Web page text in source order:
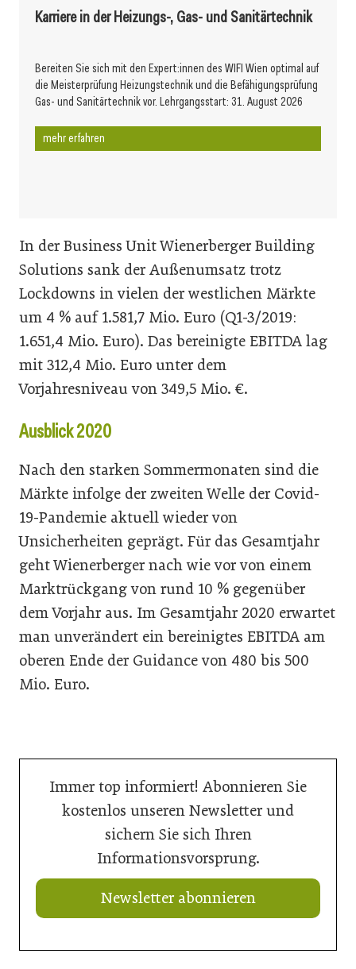
Karriere in der Heizungs-, Gas- und Sanitärtechnik
Bereiten Sie sich mit den Expert:innen des WIFI Wien optimal auf
die Meisterprüfung Heizungstechnik und die Befähigungsprüfung
Gas- und Sanitärtechnik vor. Lehrgangsstart: 31. August 2026
mehr erfahren
In der Business Unit Wienerberger Building
Solutions sank der Außenumsatz trotz
Lockdowns in vielen der westlichen Märkte
um 4 % auf 1.581,7 Mio. Euro (Q1-3/2019:
1.651,4 Mio. Euro). Das bereinigte EBITDA lag
mit 312,4 Mio. Euro unter dem
Vorjahresniveau von 349,5 Mio. €.
Ausblick 2020
Nach den starken Sommermonaten sind die
Märkte infolge der zweiten Welle der Covid-
19-Pandemie aktuell wieder von
Unsicherheiten geprägt. Für das Gesamtjahr
geht Wienerberger nach wie vor von einem
Marktrückgang von rund 10 % gegenüber
dem Vorjahr aus. Im Gesamtjahr 2020 erwartet
man unverändert ein bereinigtes EBITDA am
oberen Ende der Guidance von 480 bis 500
Mio. Euro.
Immer top informiert! Abonnieren Sie
kostenlos unseren Newsletter und
sichern Sie sich Ihren
Informationsvorsprung.
Newsletter abonnieren